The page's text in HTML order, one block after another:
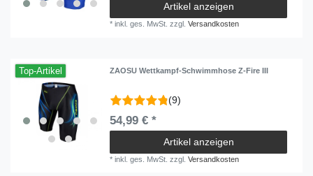
Artikel anzeigen
*inkl. ges. MwSt. zzgl.Versandkosten
Top-Artikel ZAOSU Wettkampf-Schwimmhose Z-Fire III
(9)
54,99 € *
Artikel anzeigen
*inkl. ges. MwSt. zzgl.Versandkosten